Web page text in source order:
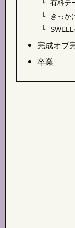
有料テ
きっか
完成オブ
卒業